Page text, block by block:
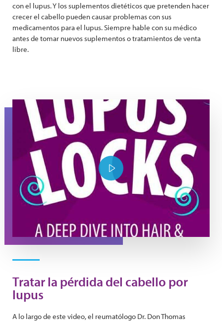
con el lupus. Y los suplementos dietéticos que pretenden hacer
crecer el cabello pueden causar problemas con sus
medicamentos para el lupus. Siempre hable con su médico
antes de tomar nuevos suplementos o tratamientos de venta
libre.
YouTube Thumbnail Purple Lupus Locks
Play Video
Tratar la pérdida del cabello por
lupus
A lo largo de este video, el reumatólogo Dr. Don Thomas